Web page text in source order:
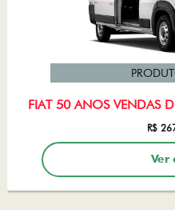
FIAT 50 ANOS VENDAS
R$
Ver